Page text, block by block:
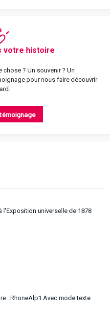
l'Exposition universelle de 1878
: RhoneAlp1 Avec mode texte
votre histoire
? Un souvenir ? Un
pour nous faire découvrir